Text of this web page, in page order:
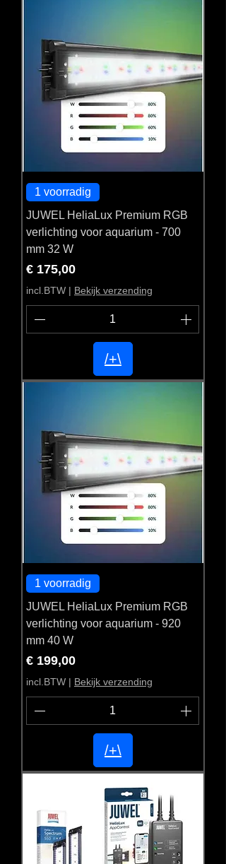
1 voorradig
JUWEL HeliaLux Premium RGB
verlichting voor aquarium - 700
mm 32 W
Prijs
€ 175,00
incl.BTW | Bekijk verzending
/+\
1 voorradig
JUWEL HeliaLux Premium RGB
verlichting voor aquarium - 920
mm 40 W
Prijs
€ 199,00
incl.BTW | Bekijk verzending
/+\